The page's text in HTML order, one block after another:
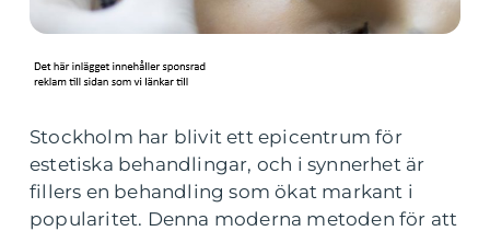
Stockholm har blivit ett epicentrum för
estetiska behandlingar, och i synnerhet är
fillers en behandling som ökat markant i
popularitet. Denna moderna metoden för att